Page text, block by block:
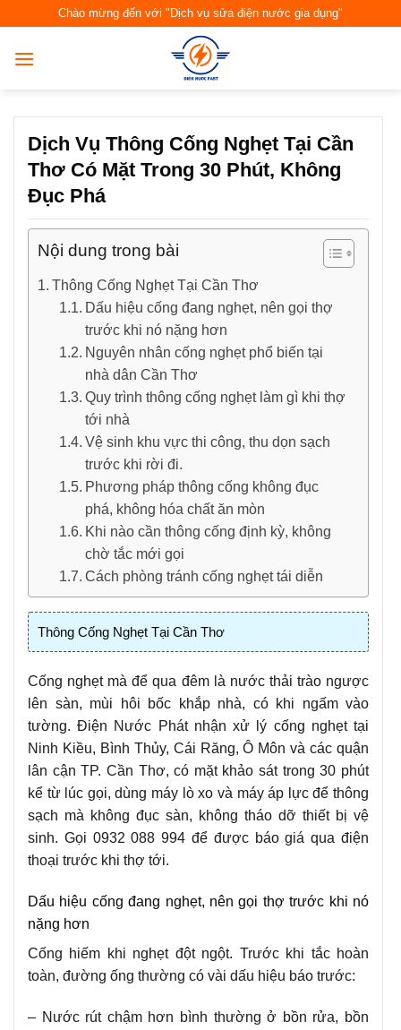
content
Chào mừng đến với "Dịch vụ sửa điện nước gia dụng"
Dịch Vụ Thông Cống Nghẹt Tại Cần
Thơ Có Mặt Trong 30 Phút, Không
Đục Phá
Nội dung trong bài
Thông Cống Nghẹt Tại Cần Thơ
Dấu hiệu cống đang nghẹt, nên gọi thợ
trước khi nó nặng hơn
Nguyên nhân cống nghẹt phổ biến tại
nhà dân Cần Thơ
Quy trình thông cống nghẹt làm gì khi thợ
tới nhà
Vệ sinh khu vực thi công, thu dọn sạch
trước khi rời đi.
Phương pháp thông cống không đục
phá, không hóa chất ăn mòn
Khi nào cần thông cống định kỳ, không
chờ tắc mới gọi
Cách phòng tránh cống nghẹt tái diễn
Thông Cống Nghẹt Tại Cần Thơ
Cống nghẹt mà để qua đêm là nước thải trào ngược
lên sàn, mùi hôi bốc khắp nhà, có khi ngấm vào
tường. Điện Nước Phát nhận xử lý cống nghẹt tại
Ninh Kiều, Bình Thủy, Cái Răng, Ô Môn và các quận
lân cận TP. Cần Thơ, có mặt khảo sát trong 30 phút
kể từ lúc gọi, dùng máy lò xo và máy áp lực để thông
sạch mà không đục sàn, không tháo dỡ thiết bị vệ
sinh. Gọi 0932 088 994 để được báo giá qua điện
thoại trước khi thợ tới.
Dấu hiệu cống đang nghẹt, nên gọi thợ trước khi nó
nặng hơn
Cống hiếm khi nghẹt đột ngột. Trước khi tắc hoàn
toàn, đường ống thường có vài dấu hiệu báo trước:
– Nước rút chậm hơn bình thường ở bồn rửa, bồn